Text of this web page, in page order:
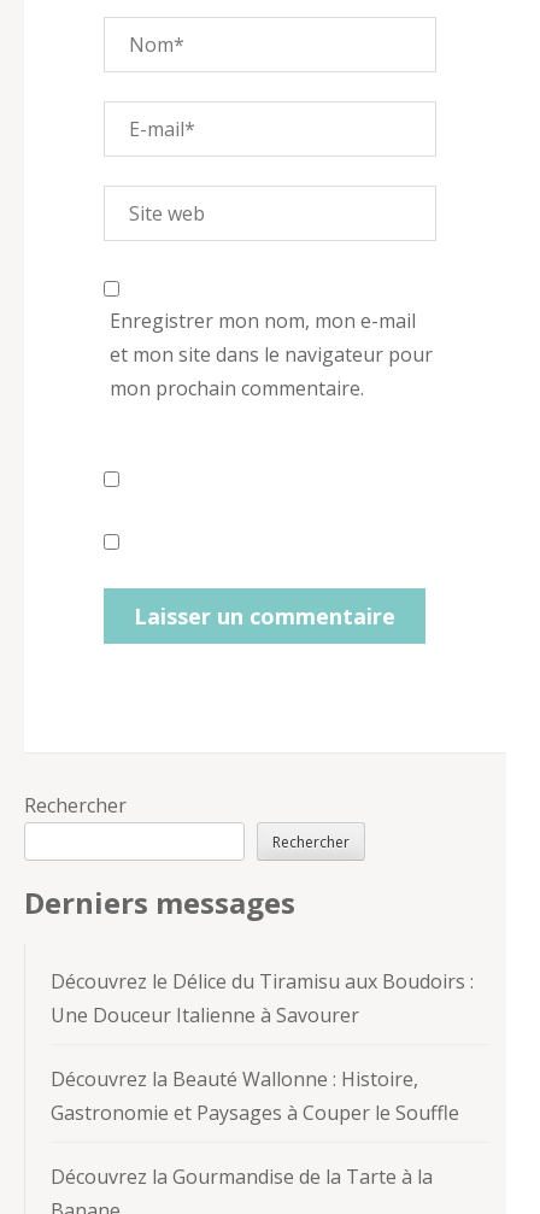
Enregistrer mon nom, mon e-mail
et mon site dans le navigateur pour
mon prochain commentaire.
Rechercher
Rechercher
Derniers messages
Découvrez le Délice du Tiramisu aux Boudoirs :
Une Douceur Italienne à Savourer
Découvrez la Beauté Wallonne : Histoire,
Gastronomie et Paysages à Couper le Souffle
Découvrez la Gourmandise de la Tarte à la